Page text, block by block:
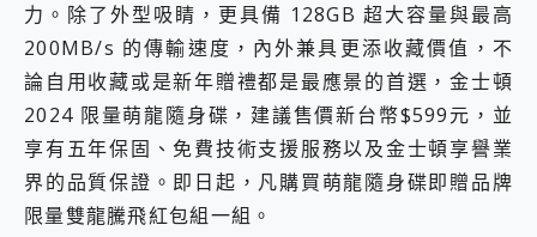
動靜皆宜「HUAWEI FreeArc」開放式耳掛耳機，無感配戴! 超穩超服貼，音質、通話也很優質
好玩好拍 vivo V50 ~ 口袋裡的 Zeiss 潮流攝影棚!
25種洗烘模式一機搞定! Roborock 衣莉莎白 H1 Neo分子篩洗脫烘 AI 滾筒洗衣機
給 MSI Claw 系列電競掌機 最完美的家 MSI Nest Docking Station 掌機專屬擴充底座 開箱 評測
B&O 精品級音響! Home+ 中嘉寬頻 SoundBox 劇院串流盒 開箱 評測
2億 APO蔡司長焦神機降臨~ vivo X200 Pro、vivo X200 就是這麼好拍
EaseUS Vocal Remover 免費線上去聲器一鍵去除人聲 人聲 音樂分離 2024 消除人聲推薦
3 個超值 MHN 飛人工具分享~~ iToolab AnyGo 魔物獵人 Now飛人 ios教學 不出門也可以到處走
Locawhere AnyTo 寶可夢飛人 AnyTo 不出門也可以飛遍全世界
力。除了外型吸睛，更具備 128GB 超大容量與最高
200MB/s 的傳輸速度，內外兼具更添收藏價值，不
論自用收藏或是新年贈禮都是最應景的首選，金士頓
2024 限量萌龍隨身碟，建議售價新台幣$599元，並
享有五年保固、免費技術支援服務以及金士頓享譽業
界的品質保證。即日起，凡購買萌龍隨身碟即贈品牌
限量雙龍騰飛紅包組一組。